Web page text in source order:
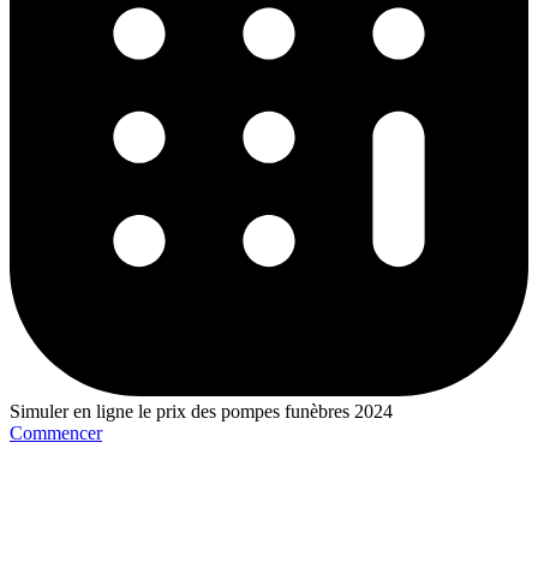
Simuler en ligne le prix des pompes funèbres 2024
Commencer